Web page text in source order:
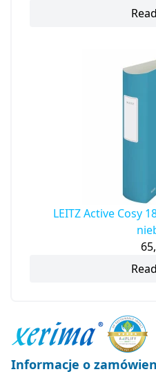
LEITZ Active Cosy
Informacje o